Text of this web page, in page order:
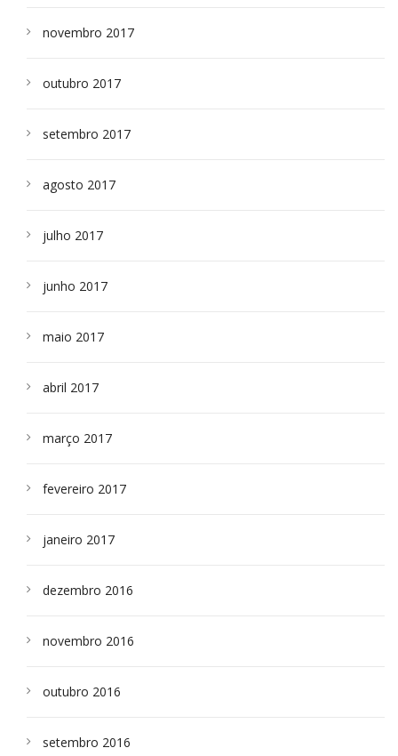
novembro 2017
outubro 2017
setembro 2017
agosto 2017
julho 2017
junho 2017
maio 2017
abril 2017
março 2017
fevereiro 2017
janeiro 2017
dezembro 2016
novembro 2016
outubro 2016
setembro 2016